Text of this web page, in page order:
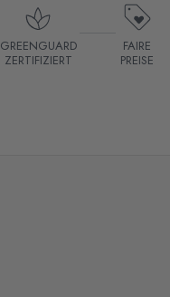
GREENGUARD
ZERTIFIZIERT
FAIRE
PREISE